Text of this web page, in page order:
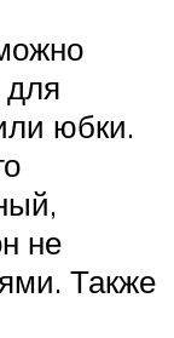
для
юбки.
не
Также